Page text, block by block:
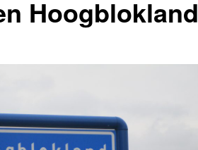
Hoogblokland